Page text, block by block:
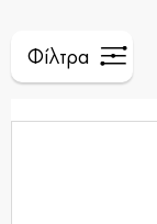
Φίλτρα